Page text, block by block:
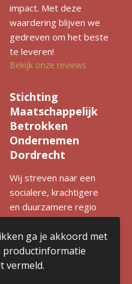
impact. Met deze
waardering blijven we
gedreven om het beste
te leveren!
Bekijk onze reviews
Stichting
Maatschappelijk
Betrokken
Ondernemen
Dordrecht
Wij streven naar een
socialere, krachtigere
en duurzamere regio
met gelijke kansen voor
iedereen. Zien we
kansen voor
verbetering? Dan
ga je akkoord met
productinformatie
vermeld.